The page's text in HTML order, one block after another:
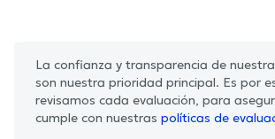
La confianza y transparencia de
son nuestra prioridad principal. Es por
revisamos cada evaluación, para
cumple con nuestras políticas de